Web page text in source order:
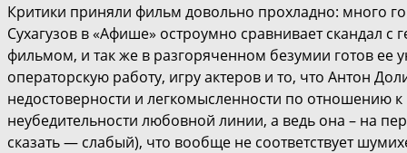
Критики приняли фильм довольно прохладно: много
Сухагузов в «Афише» остроумно сравнивает скандал
фильмом, и так же в разгоряченном безумии готов ее
операторскую работу, игру актеров и то, что Антон
недостоверности и легкомысленности по отношению
неубедительности любовной линии, а ведь она – на
сказать — слабый), что вообще не соответствует